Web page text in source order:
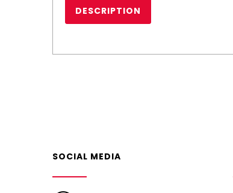
DESCRIPTION
SOCIAL MEDIA